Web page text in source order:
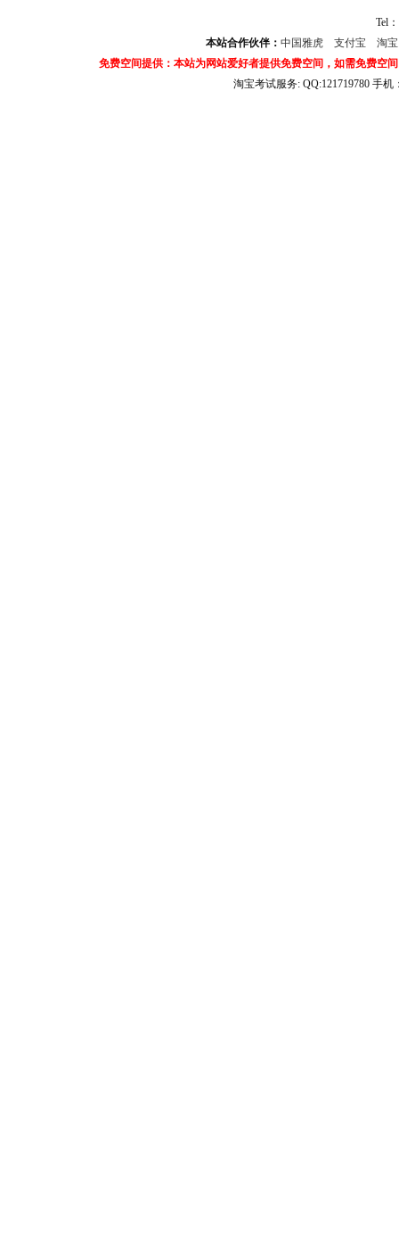
Tel
本站合作伙伴： 中国雅虎 支付宝
淘
免费空间提供：本站为网站爱好者提供免费空间，如需免费空
淘宝考试服务: QQ:121719780 手